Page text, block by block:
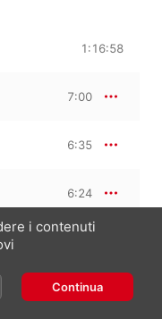
1:16:58
7:00
6:35
6:24
6:58
i contenuti
Continua